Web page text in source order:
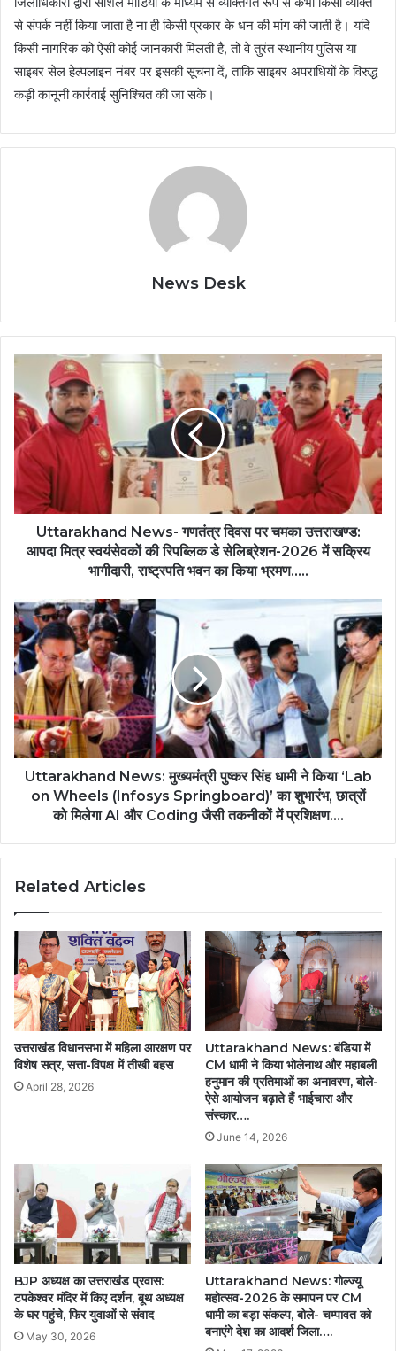
से संपर्क नहीं किया जाता है ना ही किसी प्रकार के धन की मांग की जाती है। यदि
किसी नागरिक को ऐसी कोई जानकारी मिलती है, तो वे तुरंत स्थानीय पुलिस या
साइबर सेल हेल्पलाइन नंबर पर इसकी सूचना दें, ताकि साइबर अपराधियों के विरुद्ध
कड़ी कानूनी कार्रवाई सुनिश्चित की जा सके।
News Desk
Uttarakhand News- गणतंत्र दिवस पर चमका उत्तराखण्ड:
आपदा मित्र स्वयंसेवकों की रिपब्लिक डे सेलिब्रेशन-2026 में सक्रिय
भागीदारी, राष्ट्रपति भवन का किया भ्रमण…..
Uttarakhand News: मुख्यमंत्री पुष्कर सिंह धामी ने किया ‘Lab
on Wheels (Infosys Springboard)’ का शुभारंभ, छात्रों
को मिलेगा AI और Coding जैसी तकनीकों में प्रशिक्षण….
Related Articles
उत्तराखंड विधानसभा में महिला आरक्षण पर
विशेष सत्र, सत्ता-विपक्ष में तीखी बहस
April 28, 2026
Uttarakhand News: बंडिया में
CM धामी ने किया भोलेनाथ और महाबली
हनुमान की प्रतिमाओं का अनावरण, बोले-
ऐसे आयोजन बढ़ाते हैं भाईचारा और
संस्कार….
June 14, 2026
BJP अध्यक्ष का उत्तराखंड प्रवास:
टपकेश्वर मंदिर में किए दर्शन, बूथ अध्यक्ष
के घर पहुंचे, फिर युवाओं से संवाद
May 30, 2026
Uttarakhand News: गोल्ज्यू
महोत्सव-2026 के समापन पर CM
धामी का बड़ा संकल्प, बोले- चम्पावत को
बनाएंगे देश का आदर्श जिला….